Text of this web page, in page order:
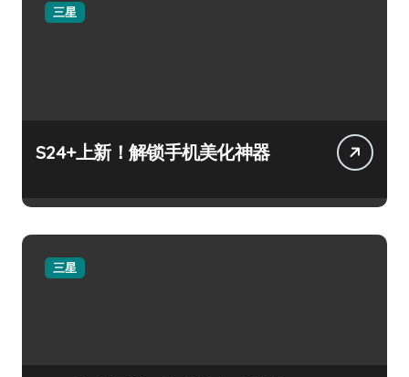
三星
S24+上新！解锁手机美化神器
三星